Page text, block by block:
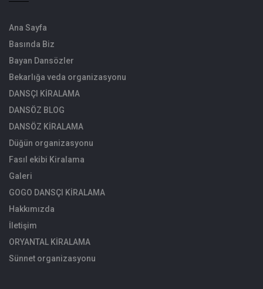
Ana Sayfa
Basında Biz
Bayan Dansözler
Bekarlığa veda organizasyonu
DANSÇI KİRALAMA
DANSÖZ BLOG
DANSÖZ KİRALAMA
Düğün organizasyonu
Fasıl ekibi Kiralama
Galeri
GOGO DANSÇI KİRALAMA
Hakkımızda
İletişim
ORYANTAL KİRALAMA
Sünnet organizasyonu